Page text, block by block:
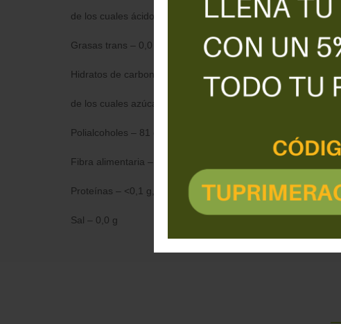
de los cuales ácidos grasos saturados – 0,0 g,
Grasas trans – 0,0 g;
Hidratos de carbono – 82 g,
de los cuales azúcares – <0,5 g;
Polialcoholes – 81 g;
Fibra alimentaria – 1,0 g;
Proteínas – <0,1 g,
Sal – 0,0 g